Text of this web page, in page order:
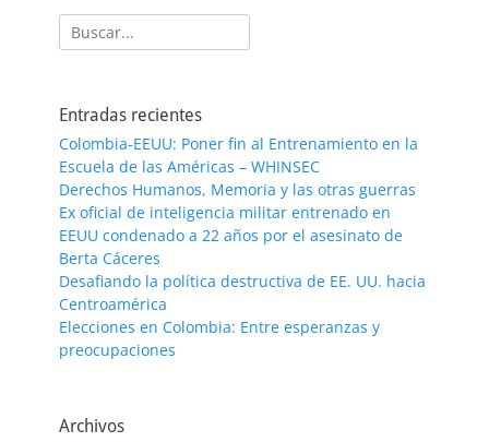
Buscar:
Entradas recientes
Colombia-EEUU: Poner fin al Entrenamiento en la
Escuela de las Américas – WHINSEC
Derechos Humanos, Memoria y las otras guerras
Ex oficial de inteligencia militar entrenado en
EEUU condenado a 22 años por el asesinato de
Berta Cáceres
Desafiando la política destructiva de EE. UU. hacia
Centroamérica
Elecciones en Colombia: Entre esperanzas y
preocupaciones
Archivos